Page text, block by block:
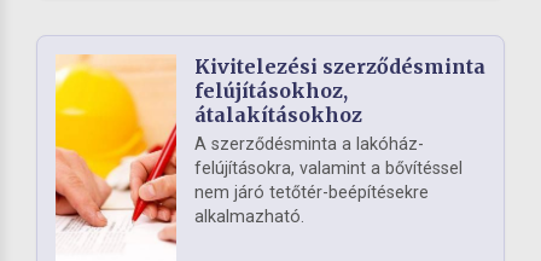
Kivitelezési szerződésminta
felújításokhoz,
átalakításokhoz
A szerződésminta a lakóház-
felújításokra, valamint a bővítéssel
nem járó tetőtér-beépítésekre
alkalmazható.